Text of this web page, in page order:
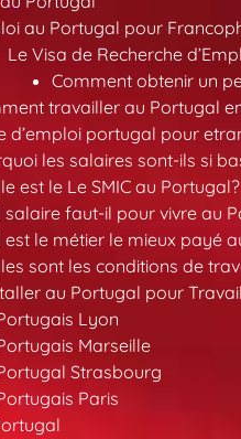
au Portugal pour
Le Visa de Recherche
Comment obtenir un
travailler au Portugal
d’emploi portugal pour
les salaires sont-ils si
est le Le SMIC au Portugal?
salaire faut-il pour vivre au
est le métier le mieux payé
sont les conditions de
au Portugal pour
Lyon
Marseille
Strasbourg
Paris